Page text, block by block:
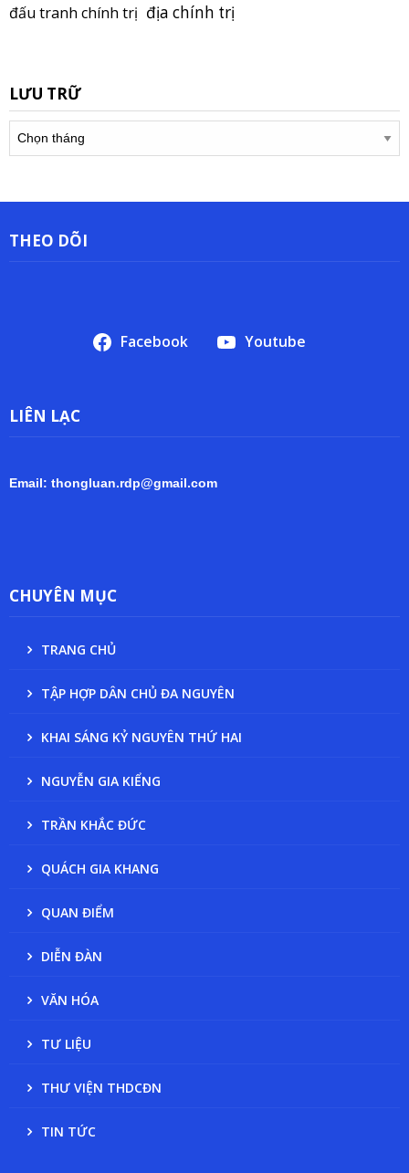
đấu tranh chính trị địa chính trị
LƯU TRỮ
trữ
THEO DÕI
Facebook Youtube
LIÊN LẠC
Email: thongluan.rdp@gmail.com
CHUYÊN MỤC
TRANG CHỦ
TẬP HỢP DÂN CHỦ ĐA NGUYÊN
KHAI SÁNG KỶ NGUYÊN THỨ HAI
NGUYỄN GIA KIỂNG
TRẦN KHẮC ĐỨC
QUÁCH GIA KHANG
QUAN ĐIỂM
DIỄN ĐÀN
VĂN HÓA
TƯ LIỆU
THƯ VIỆN THDCĐN
TIN TỨC